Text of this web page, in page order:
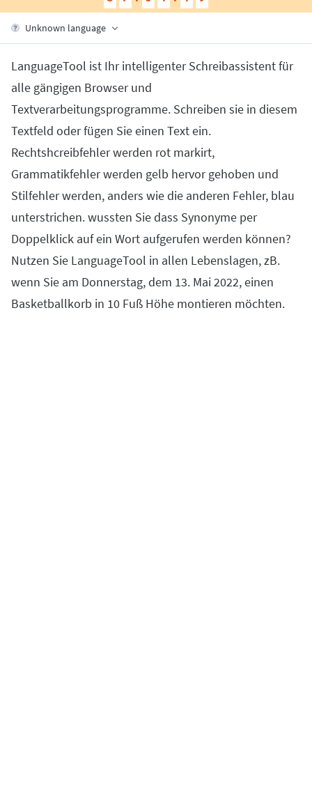
Firefox
Opera
Outlook
BETA
Apple Mail
Thunderbird
Google Docs
Word
Apple Pages
Toggle Sub Menu
macOS
Windows
For Businesses
Proofreading API
Blog
Careers
Help
Privacy
Terms & Conditions
Imprint
Unknown language
LanguageTool ist Ihr intelligenter Schreibassistent für
alle gängigen Browser und
Textverarbeitungsprogramme. Schreiben sie in diesem
Textfeld oder fügen Sie einen Text ein.
Rechtshcreibfehler werden rot markirt,
Grammatikfehler werden gelb hervor gehoben und
Stilfehler werden, anders wie die anderen Fehler, blau
unterstrichen. wussten Sie dass Synonyme per
Doppelklick auf ein Wort aufgerufen werden können?
Nutzen Sie LanguageTool in allen Lebenslagen, zB.
wenn Sie am Donnerstag, dem 13. Mai 2022, einen
Basketballkorb in 10 Fuß Höhe montieren möchten.